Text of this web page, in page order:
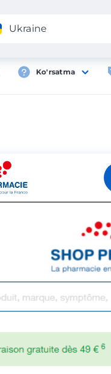
Ilova
Ko'rsatma
Ukraine